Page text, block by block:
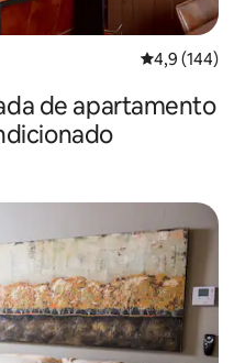
4,9 de uma
4,9 (144)
de apartamento